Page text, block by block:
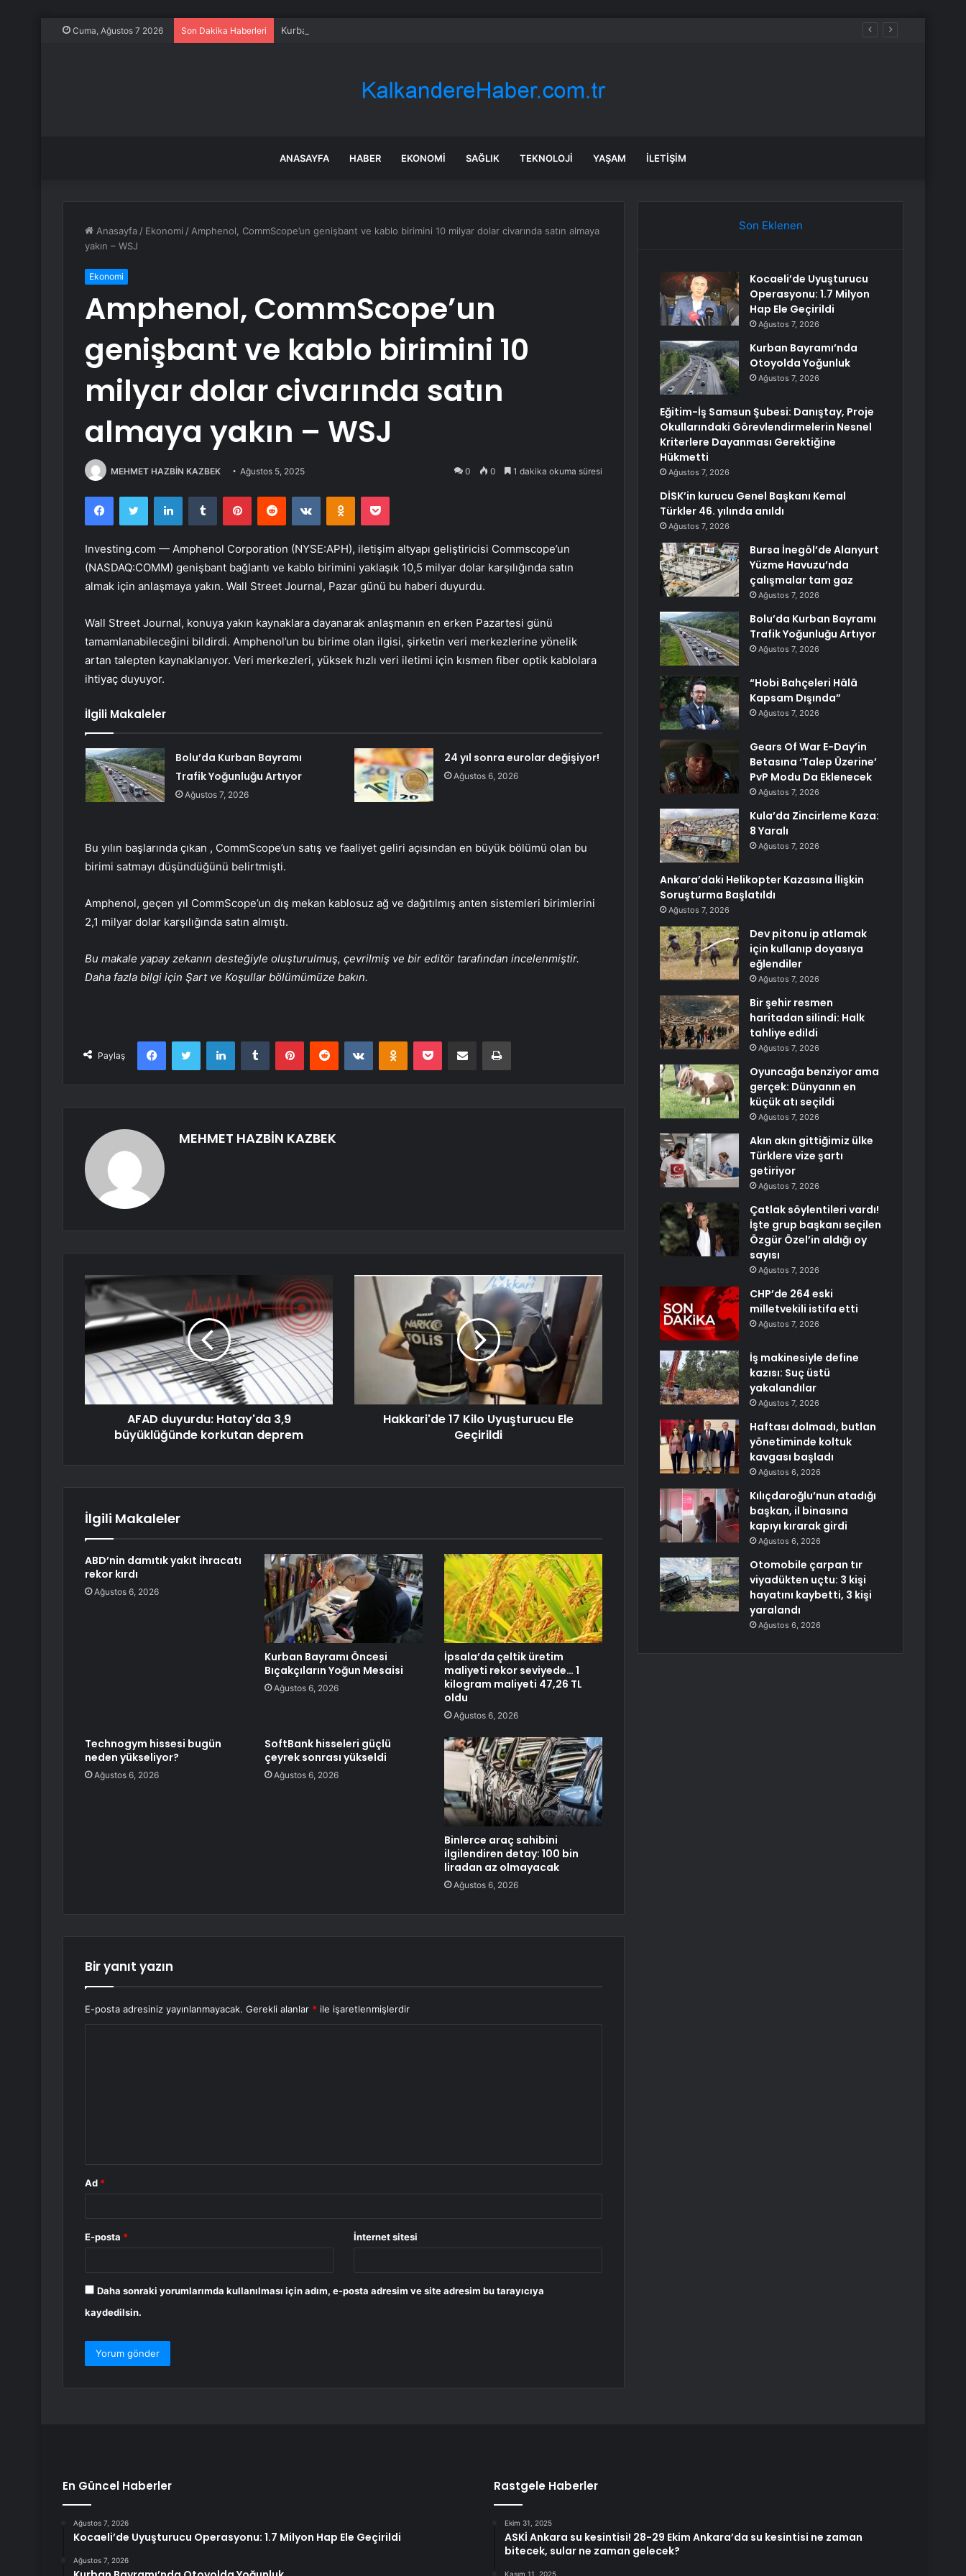
Cuma, Ağustos 7 2026 Son Dakika Haberleri Kurban Bayramı’nda Otoyolda Yoğunluk
ANASAYFA HABER EKONOMI SAĞLIK TEKNOLOJI YAŞAM İLETIŞIM
Anasayfa / Ekonomi / Amphenol, CommScope’un genişbant ve kablo birimini 10 milyar dolar civarında satın almaya
yakın – WSJ
Ekonomi
Amphenol, CommScope’un
genişbant ve kablo birimini 10
milyar dolar civarında satın
almaya yakın – WSJ
MEHMET HAZBİN KAZBEK Ağustos 5, 2025 0 0 1 dakika okuma süresi
FacebookTwitter LinkedInTumblr PinterestReddit VKontakteOdnoklassniki
Pocket
Investing.com — Amphenol Corporation (NYSE:APH), iletişim altyapı geliştiricisi Commscope’un
(NASDAQ:COMM) genişbant bağlantı ve kablo birimini yaklaşık 10,5 milyar dolar karşılığında satın
almak için anlaşmaya yakın. Wall Street Journal, Pazar günü bu haberi duyurdu.
Wall Street Journal, konuya yakın kaynaklara dayanarak anlaşmanın en erken Pazartesi günü
tamamlanabileceğini bildirdi. Amphenol’un bu birime olan ilgisi, şirketin veri merkezlerine yönelik
artan talepten kaynaklanıyor. Veri merkezleri, yüksek hızlı veri iletimi için kısmen fiber optik kablolara
ihtiyaç duyuyor.
İlgili Makaleler
Bolu’da Kurban Bayramı
Trafik Yoğunluğu Artıyor
Ağustos 7, 2026
24 yıl sonra eurolar değişiyor!
Ağustos 6, 2026
Bu yılın başlarında çıkan , CommScope’un satış ve faaliyet geliri açısından en büyük bölümü olan bu
birimi satmayı düşündüğünü belirtmişti.
Amphenol, geçen yıl CommScope’un dış mekan kablosuz ağ ve dağıtılmış anten sistemleri birimlerini
2,1 milyar dolar karşılığında satın almıştı.
Bu makale yapay zekanın desteğiyle oluşturulmuş, çevrilmiş ve bir editör tarafından incelenmiştir.
Daha fazla bilgi için Şart ve Koşullar bölümümüze bakın.
Paylaş
FacebookTwitter LinkedInTumblr PinterestReddit VKontakteOdnoklassniki
Pocket E-Posta ile paylaş Yazdır
MEHMET HAZBİN KAZBEK
AFAD duyurdu: Hatay'da 3,9
büyüklüğünde korkutan deprem
Hakkari'de 17 Kilo Uyuşturucu Ele
Geçirildi
İlgili Makaleler
ABD’nin damıtık yakıt ihracatı
rekor kırdı
Ağustos 6, 2026
Kurban Bayramı Öncesi
Bıçakçıların Yoğun Mesaisi
Ağustos 6, 2026
İpsala’da çeltik üretim
maliyeti rekor seviyede… 1
kilogram maliyeti 47,26 TL
oldu
Ağustos 6, 2026
Technogym hissesi bugün
neden yükseliyor?
Ağustos 6, 2026
SoftBank hisseleri güçlü
çeyrek sonrası yükseldi
Ağustos 6, 2026
Binlerce araç sahibini
ilgilendiren detay: 100 bin
liradan az olmayacak
Ağustos 6, 2026
Bir yanıt yazın
E-posta adresiniz yayınlanmayacak. Gerekli alanlar * ile işaretlenmişlerdir
Ad *
E-posta * İnternet sitesi
Daha sonraki yorumlarımda kullanılması için adım, e-posta adresim ve site adresim bu tarayıcıya
kaydedilsin.
Son Eklenen
Kocaeli’de Uyuşturucu
Operasyonu: 1.7 Milyon
Hap Ele Geçirildi
Ağustos 7, 2026
Kurban Bayramı’nda
Otoyolda Yoğunluk
Ağustos 7, 2026
Eğitim-İş Samsun Şubesi: Danıştay, Proje
Okullarındaki Görevlendirmelerin Nesnel
Kriterlere Dayanması Gerektiğine
Hükmetti
Ağustos 7, 2026
DİSK’in kurucu Genel Başkanı Kemal
Türkler 46. yılında anıldı
Ağustos 7, 2026
Bursa İnegöl’de Alanyurt
Yüzme Havuzu’nda
çalışmalar tam gaz
Ağustos 7, 2026
Bolu’da Kurban Bayramı
Trafik Yoğunluğu Artıyor
Ağustos 7, 2026
“Hobi Bahçeleri Hâlâ
Kapsam Dışında”
Ağustos 7, 2026
Gears Of War E-Day’in
Betasına ‘Talep Üzerine’
PvP Modu Da Eklenecek
Ağustos 7, 2026
Kula’da Zincirleme Kaza:
8 Yaralı
Ağustos 7, 2026
Ankara’daki Helikopter Kazasına İlişkin
Soruşturma Başlatıldı
Ağustos 7, 2026
Dev pitonu ip atlamak
için kullanıp doyasıya
eğlendiler
Ağustos 7, 2026
Bir şehir resmen
haritadan silindi: Halk
tahliye edildi
Ağustos 7, 2026
Oyuncağa benziyor ama
gerçek: Dünyanın en
küçük atı seçildi
Ağustos 7, 2026
Akın akın gittiğimiz ülke
Türklere vize şartı
getiriyor
Ağustos 7, 2026
Çatlak söylentileri vardı!
İşte grup başkanı seçilen
Özgür Özel’in aldığı oy
sayısı
Ağustos 7, 2026
CHP’de 264 eski
milletvekili istifa etti
Ağustos 7, 2026
İş makinesiyle define
kazısı: Suç üstü
yakalandılar
Ağustos 7, 2026
Haftası dolmadı, butlan
yönetiminde koltuk
kavgası başladı
Ağustos 6, 2026
Kılıçdaroğlu’nun atadığı
başkan, il binasına
kapıyı kırarak girdi
Ağustos 6, 2026
Otomobile çarpan tır
viyadükten uçtu: 3 kişi
hayatını kaybetti, 3 kişi
yaralandı
Ağustos 6, 2026
En Güncel Haberler
Ağustos 7, 2026
Kocaeli’de Uyuşturucu Operasyonu: 1.7 Milyon Hap Ele Geçirildi
Ağustos 7, 2026
Rastgele Haberler
Ekim 31, 2025
ASKİ Ankara su kesintisi! 28-29 Ekim Ankara’da su kesintisi ne zaman
bitecek, sular ne zaman gelecek?
Kasım 11, 2025